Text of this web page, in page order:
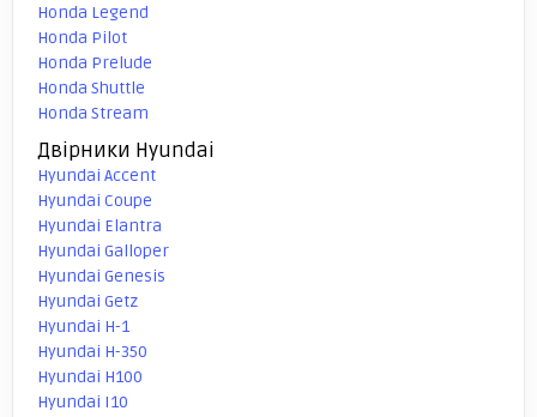
Honda Legend
Honda Pilot
Honda Prelude
Honda Shuttle
Honda Stream
Двірники Hyundai
Hyundai Accent
Hyundai Coupe
Hyundai Elantra
Hyundai Galloper
Hyundai Genesis
Hyundai Getz
Hyundai H-1
Hyundai H-350
Hyundai H100
Hyundai I10